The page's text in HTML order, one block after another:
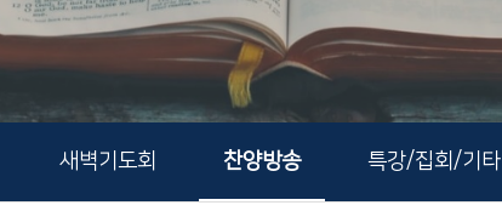
새벽기도회 찬양방송 특강/집회/기타